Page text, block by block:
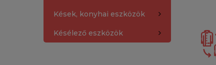
Kések, konyhai eszközök
Késélező eszközök